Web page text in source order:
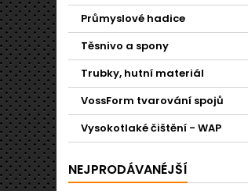
Průmyslové hadice
Těsnivo a spony
Trubky, hutní materiál
VossForm tvarování spojů
Vysokotlaké čištění - WAP
NEJPRODÁVANÉJŠÍ